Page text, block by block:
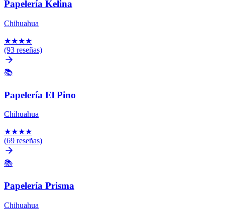
Papelería Kelina
Chihuahua
★★★★
(93 reseñas)
📚
Papelería El Pino
Chihuahua
★★★★
(69 reseñas)
📚
Papelería Prisma
Chihuahua